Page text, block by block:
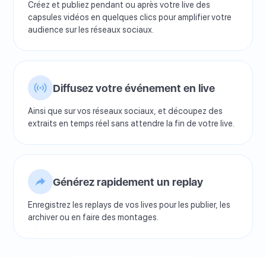
Créez et publiez pendant ou après votre live des
capsules vidéos en quelques clics pour amplifier votre
audience sur les réseaux sociaux.
Diffusez votre événement en live
Ainsi que sur vos réseaux sociaux, et découpez des
extraits en temps réel sans attendre la fin de votre live.
Générez rapidement un replay
Enregistrez les replays de vos lives pour les publier, les
archiver ou en faire des montages.